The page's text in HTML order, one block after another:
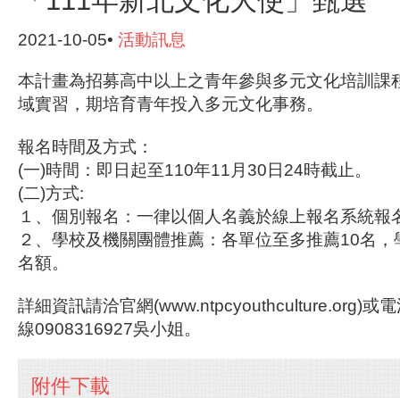
2021-10-05• 活動訊息
本計畫為招募高中以上之青年參與多元文化培訓課
域實習，期培育青年投入多元文化事務。
報名時間及方式：
(一)時間：即日起至110年11月30日24時截止。
(二)方式:
１、個別報名：一律以個人名義於線上報名系統報
２、學校及機關團體推薦：各單位至多推薦10名
名額。
詳細資訊請洽官網(www.ntpcyouthculture.org)或
線0908316927吳小姐。
附件下載